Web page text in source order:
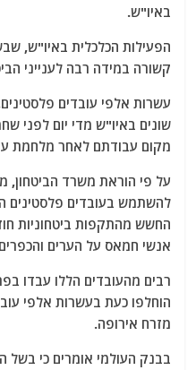
באיו"ש.
הפעילות הכלכלית באיו"ש,
קשורה במידה רבה לענייני
עשרות אלפי עובדים
שונים באיו"ש מדי יום לפני
מקום עבודתם לאחר מלחמת
על פי הוראת משרד הביטחון,
להשתמש בעובדים פלסטינים
החשש מהתקפות ביטחוניות
אנשי חמאס על הערים
רבים מהעובדים הללו עבדו
הוחלפו כעת בעשרות אלפי
מזרח אירופה.
בבנק העולמי אומרים כי בשל